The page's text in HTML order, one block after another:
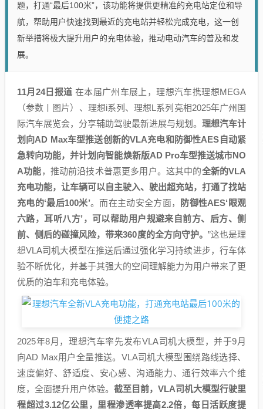
题，打通“最后100米”，该功能将提供更精准的充电站定位和导
航，帮助用户快速找到最近的充电站并轻松完成充电，这一创
新举措将极大提升用户的充电体验，推动电动汽车的普及和发
展。
11月24日报道 在本届广州车展上，理想汽车携理想MEGA
（参数丨图片）、理想i系列、理想L系列亮相2025年广州国
际汽车展览会，分享辅助驾驶最新进展与规划。 理想汽车计
划向AD Max车型推送创新的VLA充电和防御性AES自动紧
急转向功能，并计划向智能焕新版AD Pro车型推送城市NO
A功能，推动前沿技术普惠更多用户。这其中的全新的VLA
充电功能，让车辆可以自主驶入、驶出超充站，打通了找站
充电的‘最后100米’。而在主动安全方面，
防御性AES‘眼观
六路，耳听八方’，可以帮助用户规避来自前方、后方、侧
前、侧后的碰撞风险，带来360度的全方向守护。 ”这也是理
想VLA司机大模型在推送后通过强化学习持续进步，行车体
验不断优化，并基于其强大的空间理解能力为用户带来了更
优质的泊车和充电体验。
2025年8月，理想汽车率先发布VLA司机大模型，并于9月
向AD Max用户全量推送。VLA司机大模型围绕路线选择、
速度偏好、舒适度、安心感、沟通能力、通行效率六个维
度，全面提升用户体验。 截至目前，VLA司机大模型行驶里
程超过3.12亿公里，里程渗透率提高2.2倍，每日活跃度提